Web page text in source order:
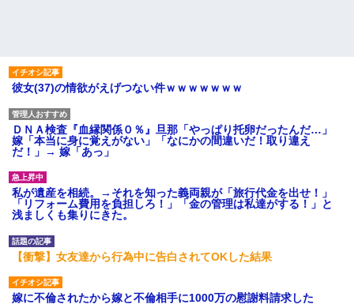
彼女(37)の情欲がえげつない件ｗｗｗｗｗｗｗ
ＤＮＡ検査『血縁関係０％』旦那「やっぱり托卵だったんだ…」
嫁「本当に身に覚えがない」「なにかの間違いだ！取り違え
だ！」→ 嫁「あっ」
私が遺産を相続。→それを知った義両親が「旅行代金を出せ！」
「リフォーム費用を負担しろ！」「金の管理は私達がする！」と
浅ましくも集りにきた。
【衝撃】女友達から行為中に告白されてOKした結果
嫁に不倫されたから嫁と不倫相手に1000万の慰謝料請求した